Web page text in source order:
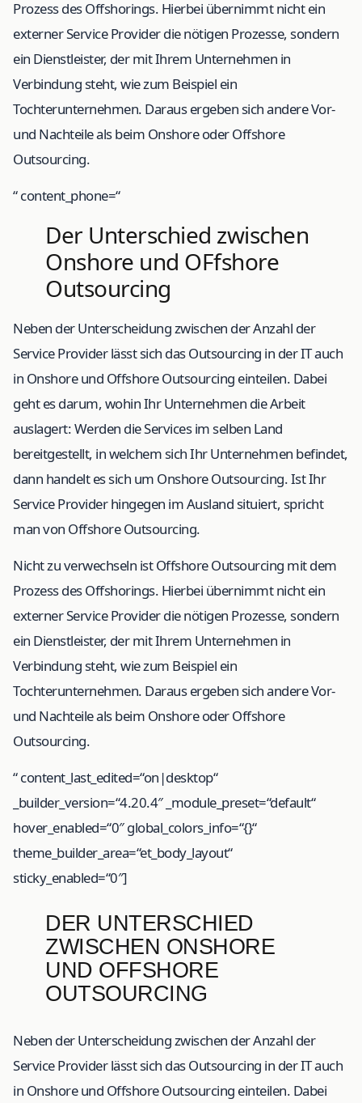
Prozess des Offshorings. Hierbei übernimmt nicht ein
externer Service Provider die nötigen Prozesse, sondern
ein Dienstleister, der mit Ihrem Unternehmen in
Verbindung steht, wie zum Beispiel ein
Tochterunternehmen. Daraus ergeben sich andere Vor-
und Nachteile als beim Onshore oder Offshore
Outsourcing.
“ content_phone=“
Der Unterschied zwischen
Onshore und OFfshore
Outsourcing
Neben der Unterscheidung zwischen der Anzahl der
Service Provider lässt sich das Outsourcing in der IT auch
in Onshore und Offshore Outsourcing einteilen. Dabei
geht es darum, wohin Ihr Unternehmen die Arbeit
auslagert: Werden die Services im selben Land
bereitgestellt, in welchem sich Ihr Unternehmen befindet,
dann handelt es sich um Onshore Outsourcing. Ist Ihr
Service Provider hingegen im Ausland situiert, spricht
man von Offshore Outsourcing.
Nicht zu verwechseln ist Offshore Outsourcing mit dem
Prozess des Offshorings. Hierbei übernimmt nicht ein
externer Service Provider die nötigen Prozesse, sondern
ein Dienstleister, der mit Ihrem Unternehmen in
Verbindung steht, wie zum Beispiel ein
Tochterunternehmen. Daraus ergeben sich andere Vor-
und Nachteile als beim Onshore oder Offshore
Outsourcing.
“ content_last_edited=“on|desktop“
_builder_version=“4.20.4″ _module_preset=“default“
hover_enabled=“0″ global_colors_info=“{}“
theme_builder_area=“et_body_layout“
sticky_enabled=“0″]
DER UNTERSCHIED
ZWISCHEN ONSHORE
UND OFFSHORE
OUTSOURCING
Neben der Unterscheidung zwischen der Anzahl der
Service Provider lässt sich das Outsourcing in der IT auch
in Onshore und Offshore Outsourcing einteilen. Dabei